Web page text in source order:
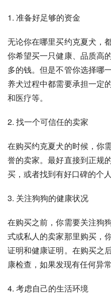
1. 准备好足够的资金
无论你在哪里买约克夏犬，
你希望买一只健康、品质高
多的钱。但是不管你选择哪
养犬过程中都需要承担一定
和医疗等。
2. 找一个可信任的卖家
在购买约克夏犬的时候，你
誉的卖家。最好直接到正规
买，或者找到有好口碑的个人
3. 关注狗狗的健康状况
在购买之前，你需要关注狗
式或私人的卖家那里购买，
证明和健康证明。在购买之
康检查，如果发现有任何异
4. 考虑自己的生活环境